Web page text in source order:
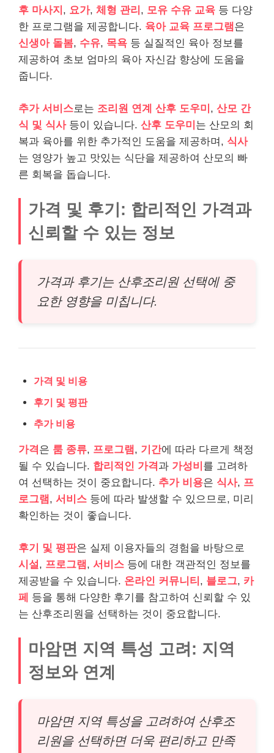
후 마사지 , 요가, 체형 관리 , 모유 수유 교육 등 다양
한 프로그램을 제공합니다. 육아 교육 프로그램 은
신생아 돌봄, 수유, 목욕 등 실질적인 육아 정보를
제공하여 초보 엄마의 육아 자신감 향상에 도움을
줍니다.
추가 서비스로는 조리원 연계 산후 도우미 , 산모 간
식 및 식사등이 있습니다. 산후 도우미 는 산모의 회
복과 육아를 위한 추가적인 도움을 제공하며, 식사
는 영양가 높고 맛있는 식단을 제공하여 산모의 빠
른 회복을 돕습니다.
가격 및 후기: 합리적인 가격과
신뢰할 수 있는 정보
가격과 후기는 산후조리원 선택에 중
요한 영향을 미칩니다.
가격 및 비용
후기 및 평판
추가 비용
가격 은 룸 종류, 프로그램 , 기간에 따라 다르게 책정
될 수 있습니다. 합리적인 가격 과 가성비 를 고려하
여 선택하는 것이 중요합니다. 추가 비용은 식사, 프
로그램 , 서비스 등에 따라 발생할 수 있으므로, 미리
확인하는 것이 좋습니다.
후기 및 평판은 실제 이용자들의 경험을 바탕으로
시설 , 프로그램 , 서비스 등에 대한 객관적인 정보를
제공받을 수 있습니다. 온라인 커뮤니티 , 블로그, 카
페
등을 통해 다양한 후기를 참고하여 신뢰할 수 있
는 산후조리원을 선택하는 것이 중요합니다.
마암면 지역 특성 고려: 지역
정보와 연계
마암면 지역 특성을 고려하여 산후조
리원을 선택하면 더욱 편리하고 만족